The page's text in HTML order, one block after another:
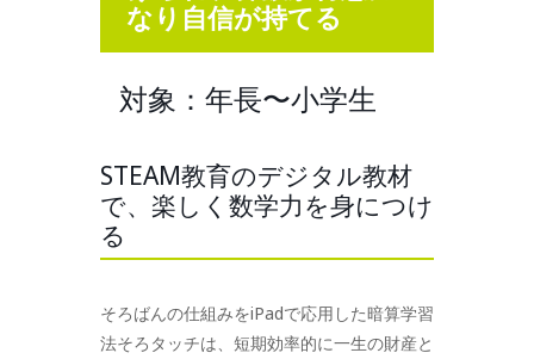
なり自信が持てる
対象：年長〜小学生
STEAM教育のデジタル教材
で、楽しく数学力を身につけ
る
そろばんの仕組みをiPadで応用した暗算学習
法そろタッチは、短期効率的に一生の財産と